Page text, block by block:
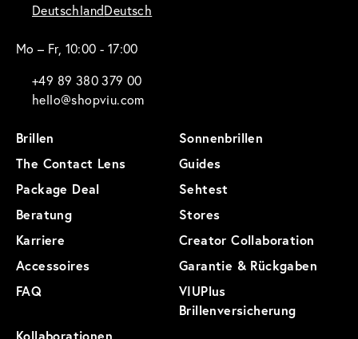
DeutschlandDeutsch
Mo – Fr, 10:00 - 17:00
+49 89 380 379 00
hello@shopviu.com
Brillen
Sonnenbrillen
The Contact Lens
Guides
Package Deal
Sehtest
Beratung
Stores
Karriere
Creator Collaboration
Accessoires
Garantie & Rückgaben
FAQ
VIUPlus
Brillenversicherung
Kollaborationen